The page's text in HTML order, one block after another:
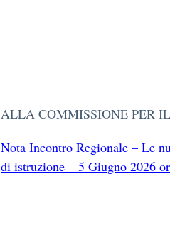
ALLA COMMISSIONE PER
Nota Incontro Regionale – Le
di istruzione – 5 Giugno 2026